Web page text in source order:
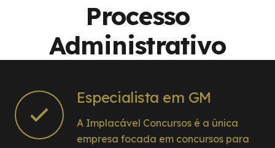
Processo
Administrativo
Especialista em GM
A Implacável Concursos é a única
empresa focada em concursos para